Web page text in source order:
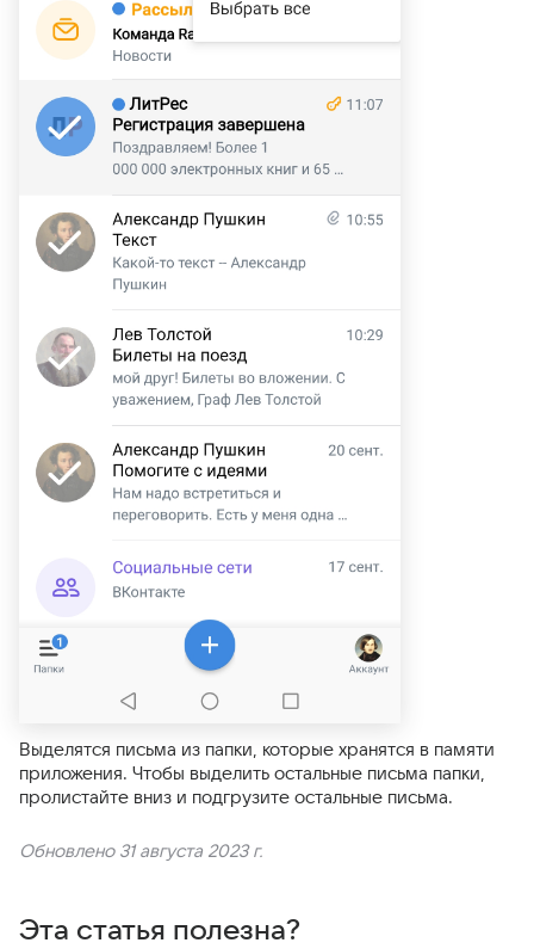
Выделятся письма из папки, которые хранятся в памяти
приложения. Чтобы выделить остальные письма папки,
пролистайте вниз и подгрузите остальные письма.
Обновлено 31 августа 2023 г.
Эта статья полезна?